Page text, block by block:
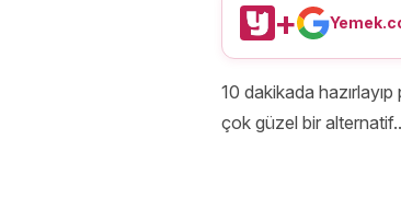
+
10 dakikada
çok güzel bir